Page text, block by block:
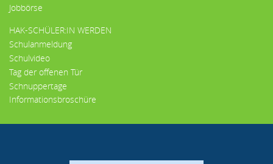
Jobbörse
HAK-SCHÜLER:IN WERDEN
Schulanmeldung
Schulvideo
Tag der offenen Tür
Schnuppertage
Informationsbroschüre